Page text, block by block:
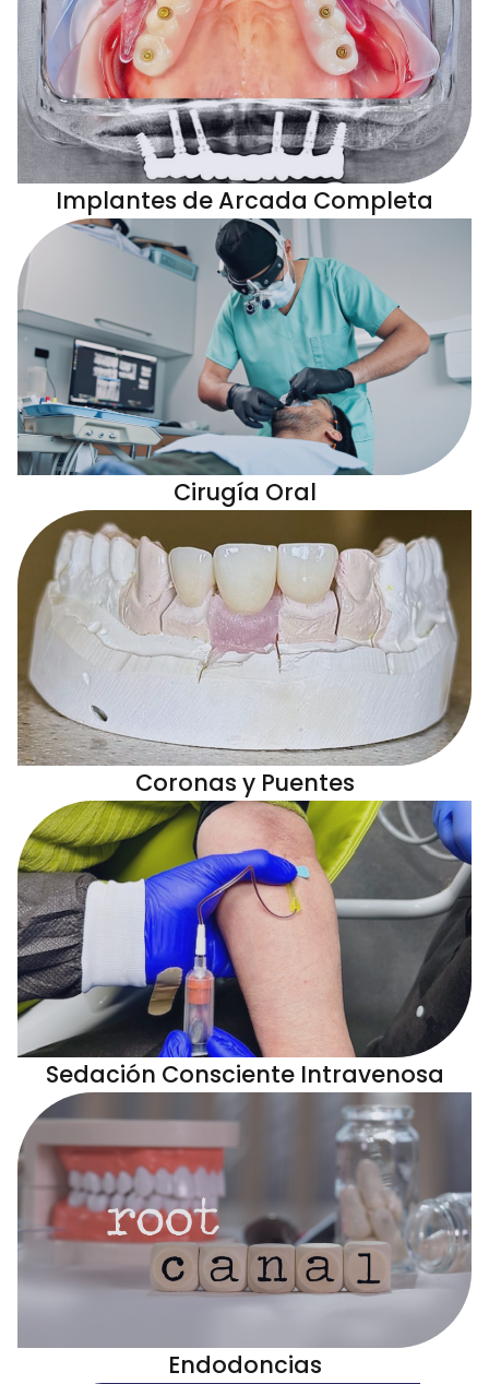
Implantes de Arcada Completa
Cirugía Oral
Coronas y Puentes
Sedación Consciente Intravenosa
Endodoncias